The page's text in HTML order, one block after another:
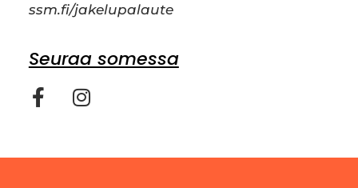
ssm.fi/jakelupalaute
Seuraa somessa